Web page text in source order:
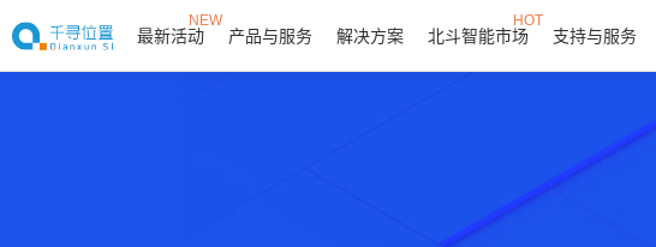
最新活动
NEW
产品与服务 解决方案 北斗智能市场
HOT
支持与服务